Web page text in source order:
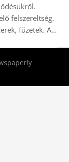
felszereltség.
füzetek. A…